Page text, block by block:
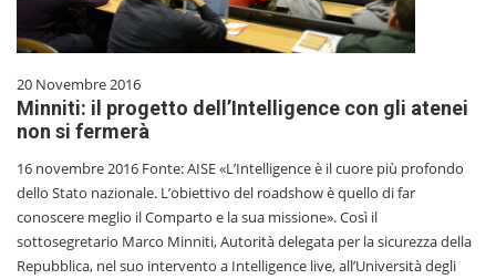
20 Novembre 2016
Minniti: il progetto dell’Intelligence con gli atenei
non si fermerà
16 novembre 2016 Fonte: AISE «L’Intelligence è il cuore più profondo
dello Stato nazionale. L’obiettivo del roadshow è quello di far
conoscere meglio il Comparto e la sua missione». Così il
sottosegretario Marco Minniti, Autorità delegata per la sicurezza della
Repubblica, nel suo intervento a Intelligence live, all’Università degli